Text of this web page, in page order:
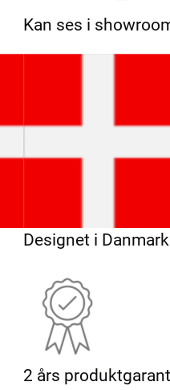
Kan ses i
Designet i Danmark
2 års